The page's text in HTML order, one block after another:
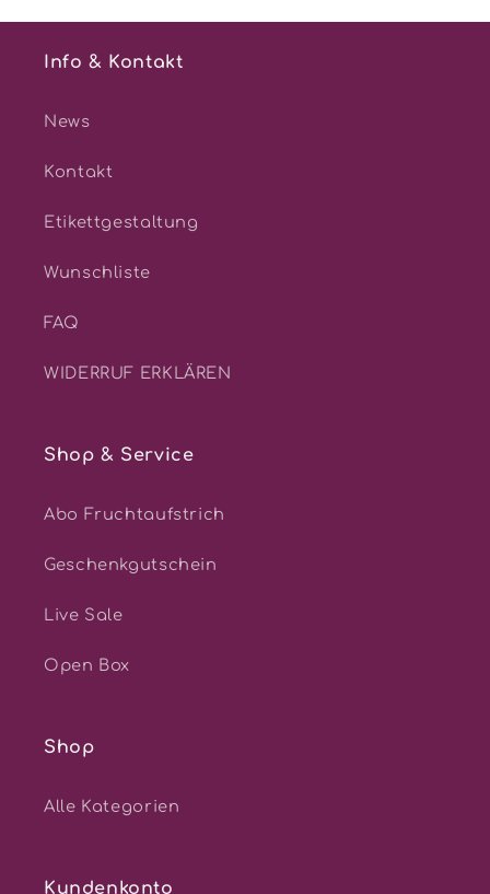
Info & Kontakt
News
Kontakt
Etikettgestaltung
Wunschliste
FAQ
WIDERRUF ERKLÄREN
Shop & Service
Abo Fruchtaufstrich
Geschenkgutschein
Live Sale
Open Box
Shop
Alle Kategorien
Kundenkonto